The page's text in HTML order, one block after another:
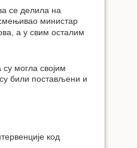
се делила на
министар
а у свим осталим
могла својим
били постављени и
код